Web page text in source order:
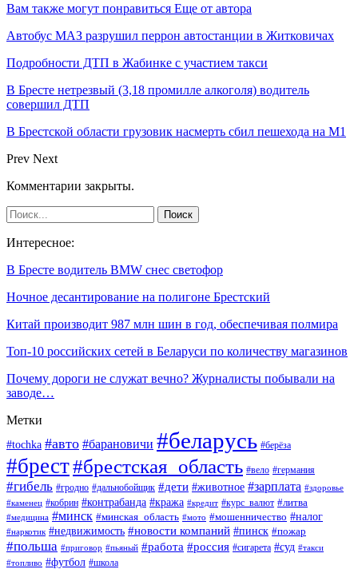
Вам также могут понравиться Еще от автора
Автобус МАЗ разрушил перрон автостанции в Житковичах
Подробности ДТП в Жабинке с участием такси
В Бресте нетрезвый (3,18 промилле алкоголя) водитель
совершил ДТП
В Брестской области грузовик насмерть сбил пешехода на М1
Prev Next
Комментарии закрыты.
Интересное:
В Бресте водитель BMW снес светофор
Ночное десантирование на полигоне Брестский
Китай производит 987 млн шин в год, обеспечивая полмира
Топ-10 российских сетей в Беларуси по количеству магазинов
Почему дороги не служат вечно? Журналисты побывали на
заводе…
Метки
#tochka #авто #барановичи #беларусь #берёза
#брест#брестская_область #вело #германия
#гибель #гродно #дальнобойщик #дети #животное #зарплата #здоровье
#каменец #кобрин #контрабанда #кража #кредит #курс_валют #литва
#медицина #минск #минская_область #мото #мошенничество #налог
#наркотик #недвижимость #новости компаний #пинск #пожар
#польша #приговор #пьяный #работа #россия #сигарета #суд #такси
#топливо #футбол #школа